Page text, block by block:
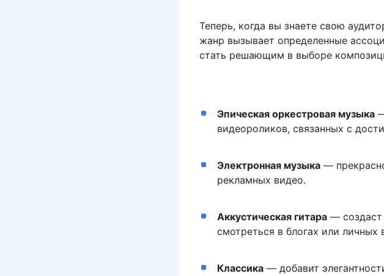
Теперь, когда вы знаете свою
жанр вызывает определенные
стать решающим в выборе
Эпическая оркестровая музыка—
видеороликов, связанных с
Электронная музыка—
рекламных видео.
Аккустическая гитара— создаст
смотреться в блогах или личных
Классика— добавит